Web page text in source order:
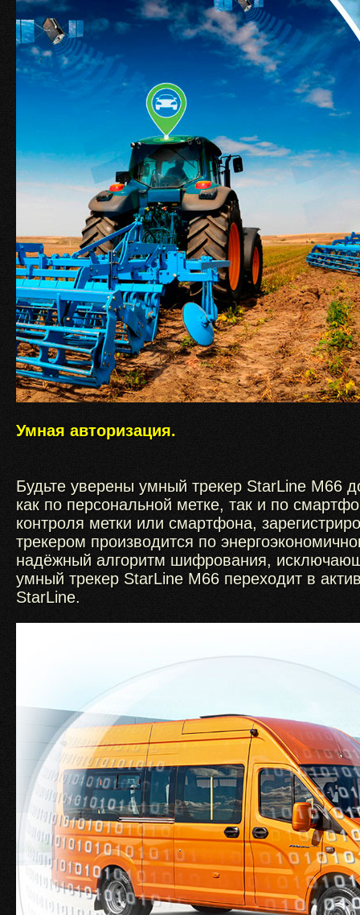
Умная авторизация.
Будьте уверены умный трекер StarLine М66
как по персональной метке, так и по
контроля метки или смартфона,
трекером производится по
надёжный алгоритм шифрования,
умный трекер StarLine М66 переходит в
StarLine.